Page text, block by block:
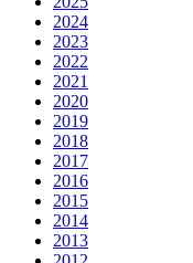
2024
2023
2022
2021
2020
2019
2018
2017
2016
2015
2014
2013